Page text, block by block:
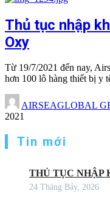
Thủ tục nhập
Oxy
Từ 19/7/2021 đến nay,
hơn 100 lô hàng thiết bị y
AIRSEAGLOBAL
2021
Tin mới
THỦ TỤC NHẬP
24 Tháng Bảy, 2026